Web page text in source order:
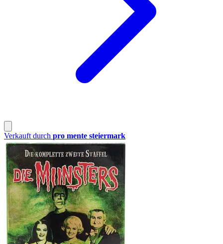
Verkauft durch pro mente steiermark